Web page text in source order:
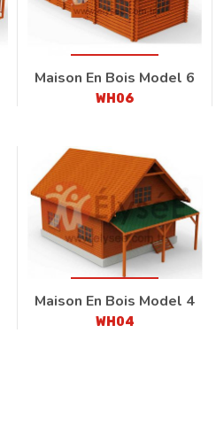
Maison En Bois Model 6
WH06
Maison En Bois Model 4
WH04